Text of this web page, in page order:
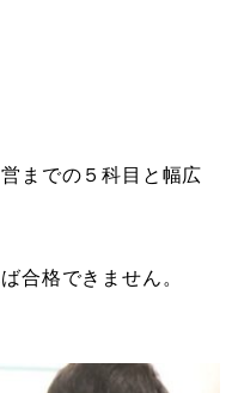
までの５科目と幅広
合格できません。